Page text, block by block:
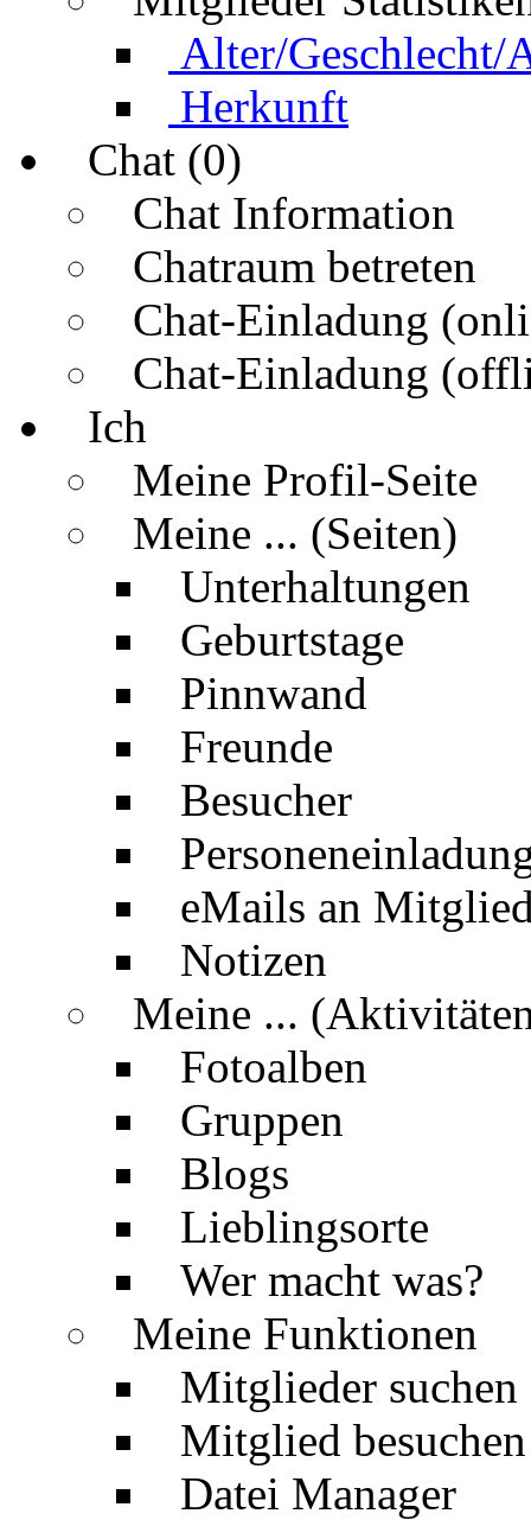
Alter/Geschlecht/
Herkunft
Chat (0)
Chat Information
Chatraum betreten
Chat-Einladung
Chat-Einladung
Ich
Meine Profil-Seite
Meine ... (Seiten)
Unterhaltungen
Geburtstage
Pinnwand
Freunde
Besucher
eMails an
Notizen
Meine ...
Fotoalben
Gruppen
Blogs
Lieblingsorte
Wer macht was?
Meine Funktionen
Mitglieder suchen
Mitglied besuchen
Datei Manager